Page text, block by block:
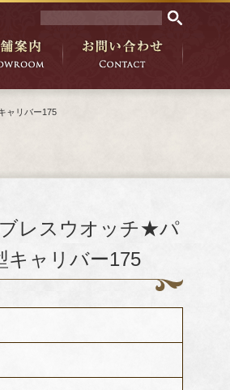
ャリバー175
レスウオッチ★パ
ャリバー175